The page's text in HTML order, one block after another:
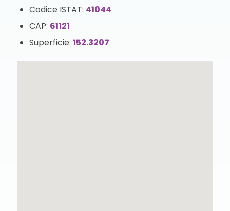
Codice ISTAT: 41044
CAP: 61121
Superficie: 152.3207